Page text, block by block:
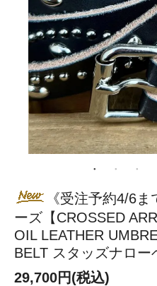
《受注予約4/6
ーズ【CROSSED
OIL LEATHER
BELT スタッズナロ
29,700円(税込)